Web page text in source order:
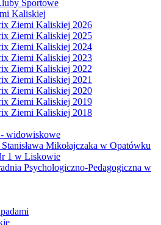
Sportowe
Kaliskiej
Ziemi Kaliskiej 2026
Ziemi Kaliskiej 2025
Ziemi Kaliskiej 2024
Ziemi Kaliskiej 2023
Ziemi Kaliskiej 2022
Ziemi Kaliskiej 2021
Ziemi Kaliskiej 2020
Ziemi Kaliskiej 2019
Ziemi Kaliskiej 2018
widowiskowe
Stanisława Mikołajczaka w Opatówku
1 w Liskowie
Psychologiczno-Pedagogiczna w